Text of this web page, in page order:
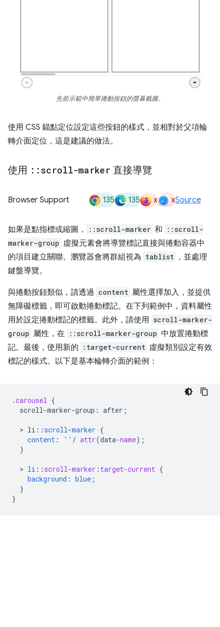
先前示範中簡單捲動按鈕的螢幕截圖。
使用 CSS 錨點定位設定這些按鈕的樣式，並相對於父項輪
轉介面定位，這是建議的做法。
使用 :: scroll-marker 直接導覽
Browser Support 135 135 x xSource
如果是點指標或縮圖， ::scroll-marker 和
::scroll-
marker-group 虛擬元素會將導覽標記直接與捲動容器中
的項目建立關聯。瀏覽器會將群組視為 tablist ，並處理
鍵盤導覽。
與捲動按鈕類似，請透過 content 屬性選擇加入，並提供
無障礙標籤，即可啟動捲動標記。在下列範例中，資料屬性
用於設定捲動標記的標籤。此外，請使用 scroll-marker-
group 屬性，在 ::scroll-marker-group 中放置捲動標
記。最後，使用新的
:target-current 虛擬類別設定有效
標記的樣式。以下是基本輪轉介面的範例：
.carousel {
scroll-marker-group : after ;
  >
li : :scroll-marker {
content : '' / attr(data-name);
}
  >
li :: scroll-marker : target-current {
background : blue ;
}
}